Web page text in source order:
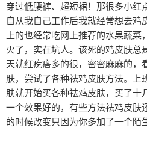
穿过低腰裤、超短裙！那很多小红
自从我自己工作后我就经常想去鸡
上的也经常吃网上推荐的水果蔬
火了，实在坑人。该死的鸡皮肤总
天就红疙瘩多的很，密密麻麻的，
肤，尝试了各种祛鸡皮肤方法。上
肤就开始买各种祛鸡皮肤，买了十
一个效果好的，有些方法祛鸡皮肤
的时候改变只因为你多加了一个陌